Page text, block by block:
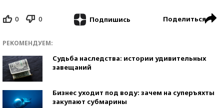
0 0 Подпишись Поделиться
РЕКОМЕНДУЕМ:
Судьба наследства: истории удивительных
завещаний
Бизнес уходит под воду: зачем на суперъяхты
закупают субмарины